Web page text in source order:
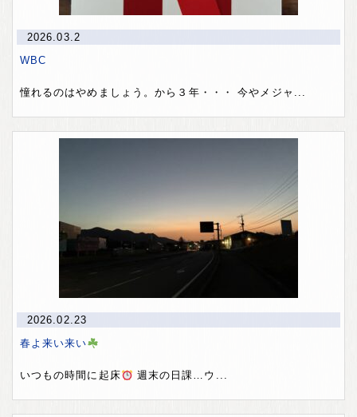
2026.03.2
WBC
憧れるのはやめましょう。から３年・・・ 今やメジャ...
2026.02.23
春よ来い来い
いつもの時間に起床 週末の日課…ウ...